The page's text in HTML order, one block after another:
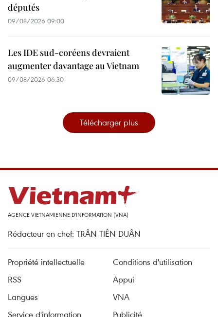
députés
09/08/2026 09:00
Les IDE sud-coréens devraient
augmenter davantage au Vietnam
09/08/2026 06:30
Télécharger plus
AGENCE VIETNAMIENNE D'INFORMATION (VNA)
Rédacteur en chef: TRÂN TIÊN DUÂN
Propriété intellectuelle
Conditions d'utilisation
RSS
Appui
Langues
VNA
Service d'information
Publicité